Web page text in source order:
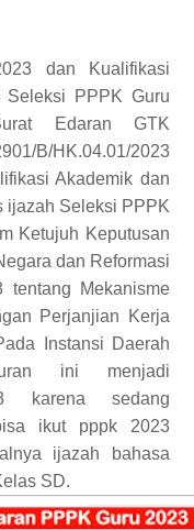
dan Kualifikasi
PPPK Guru
Edaran GTK
B/HK.04.01/2023
Akademik dan
ijazah Seleksi PPPK
Ketujuh Keputusan
dan Reformasi
tentang Mekanisme
Perjanjian Kerja
Instansi Daerah
ini menjadi
karena sedang
ikut pppk 2023
ijazah bahasa
SD.